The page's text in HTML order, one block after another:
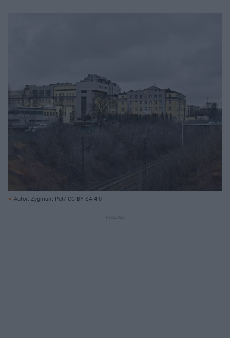
Autor: Zygmunt Put/ CC BY-SA 4.0